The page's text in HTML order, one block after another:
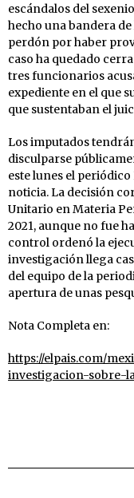
escándalos del
hecho una bandera
perdón por haber
caso ha quedado
tres funcionarios
expediente en el que
que sustentaban el
Los imputados
disculparse
este lunes el periódico
noticia. La decisión
Unitario en Materia
2021, aunque no fue
control ordenó la
investigación llega
del equipo de la
apertura de unas
Nota Completa en:
https://elpais.com/
investigacion-sobre-